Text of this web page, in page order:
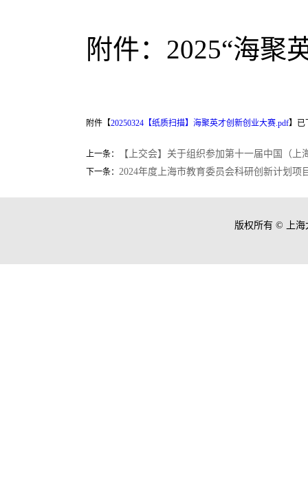
附件： 2025“海聚
附件【20250324【纸质扫描】海聚英才创新创业大赛.pdf】已
上一条： 【上交会】关于组织参加第十一届中国（
下一条： 2024年度上海市教育委员会科研创新计划项
版权所有 © 上海